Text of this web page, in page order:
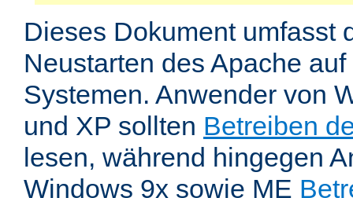
Dieses Dokument umfasst
Neustarten des Apache
Systemen. Anwender von
und XP sollten Betreiben
lesen, während hingegen
Windows 9x sowie ME